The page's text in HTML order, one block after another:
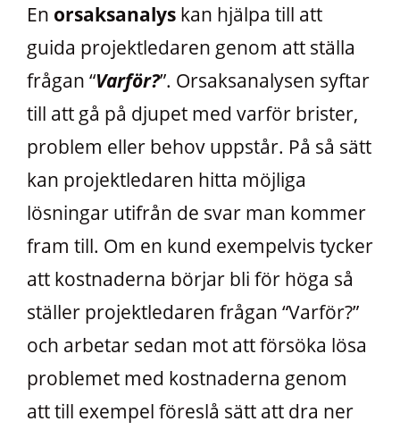
En orsaksanalys kan hjälpa till att
guida projektledaren genom att ställa
frågan “Varför?”. Orsaksanalysen syftar
till att gå på djupet med varför brister,
problem eller behov uppstår. På så sätt
kan projektledaren hitta möjliga
lösningar utifrån de svar man kommer
fram till. Om en kund exempelvis tycker
att kostnaderna börjar bli för höga så
ställer projektledaren frågan “Varför?”
och arbetar sedan mot att försöka lösa
problemet med kostnaderna genom
att till exempel föreslå sätt att dra ner